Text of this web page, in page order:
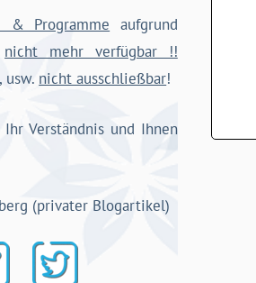
& Programme aufgrund
nicht mehr verfügbar !!
usw. nicht ausschließbar!
Verständnis und Ihnen
(privater Blogartikel)